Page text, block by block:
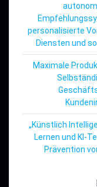
personalisierte
Diensten und
Maximale
„Künstlich
Lernen und KI-
Prävention